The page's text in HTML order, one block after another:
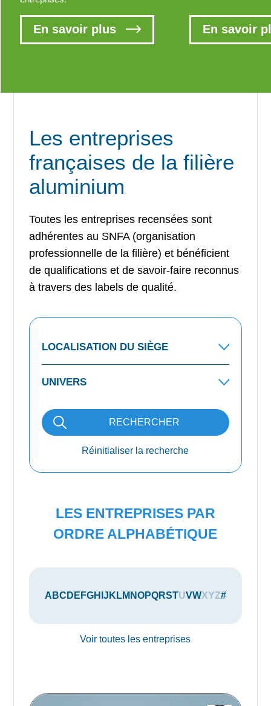
En savoir plus En savoir
Les entreprises
françaises de la filière
aluminium
Toutes les entreprises recensées sont
adhérentes au SNFA (organisation
professionnelle de la filière) et bénéficient
de qualifications et de savoir-faire reconnus
à travers des labels de qualité.
RECHERCHER
Réinitialiser la recherche
LES ENTREPRISES PAR
ORDRE ALPHABÉTIQUE
A BC D E FGH J K LM NOPQRSTUVWXYZ#
Voir toutes les entreprises